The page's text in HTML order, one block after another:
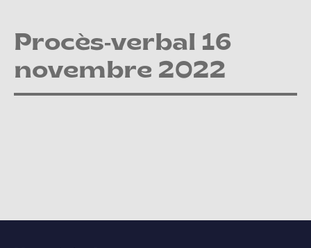
Procès-verbal 16
novembre 2022